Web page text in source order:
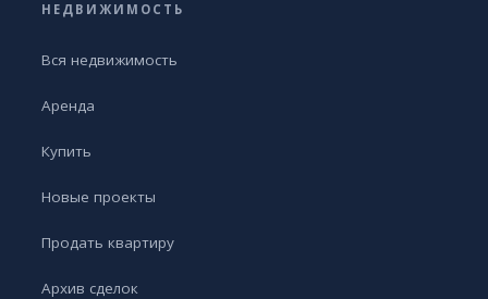
НЕДВИЖИМОСТЬ
Вся недвижимость
Аренда
Купить
Новые проекты
Продать квартиру
Архив сделок